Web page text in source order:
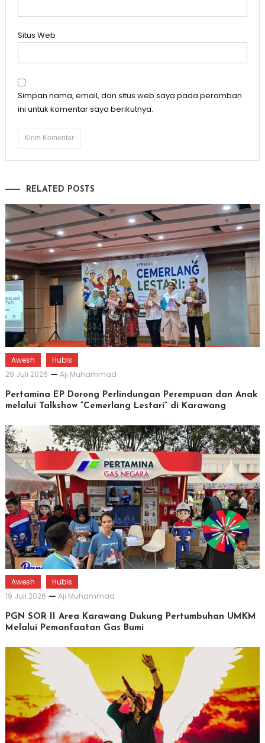
Situs Web
Simpan nama, email, dan situs web saya pada peramban
ini untuk komentar saya berikutnya.
RELATED POSTS
Awesh
Hubis
29 Juli 2026
Aji Muhammad
Pertamina EP Dorong Perlindungan Perempuan dan Anak
melalui Talkshow “Cemerlang Lestari” di Karawang
Awesh
Hubis
19 Juli 2026
Aji Muhammad
PGN SOR II Area Karawang Dukung Pertumbuhan UMKM
Melalui Pemanfaatan Gas Bumi